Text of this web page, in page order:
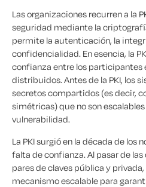
Las organizaciones recurren a la
seguridad mediante la
permite la autenticación, la
confidencialidad. En esencia, la
confianza entre los participantes
distribuidos. Antes de la PKI, los
secretos compartidos (es decir,
simétricas) que no son
vulnerabilidad.
La PKI surgió en la década de los
falta de confianza. Al pasar de
pares de claves pública y
mecanismo escalable para